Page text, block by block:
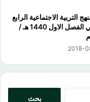
التربية الاجتماعية الرابع
الابتدائي الفصل الاول 1440 هـ /
2018-